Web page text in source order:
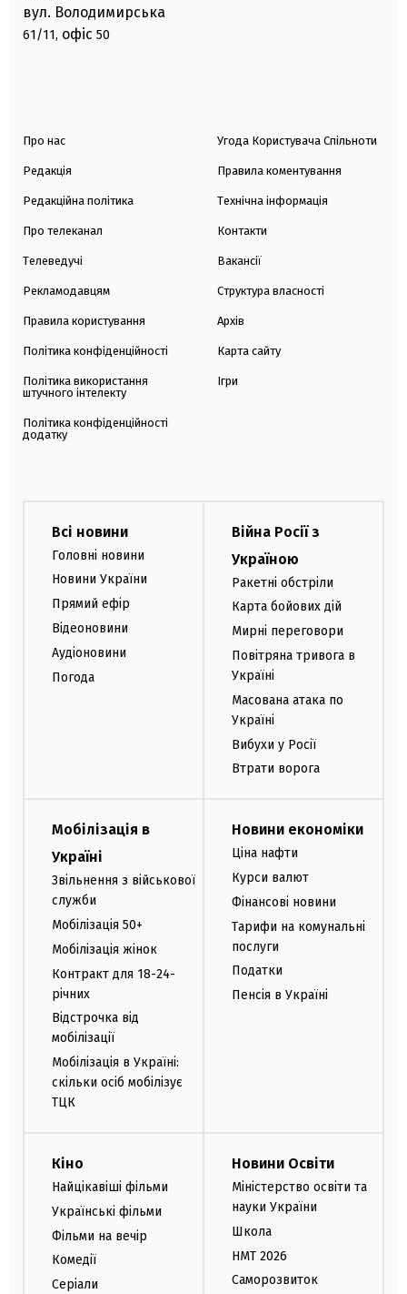
вул. Володимирська
61/11, офіс 50
Про нас
Редакція
Редакційна політика
Про телеканал
Телеведучі
Рекламодавцям
Правила користування
Політика конфіденційності
Політика використання
штучного інтелекту
Політика конфіденційності
додатку
Угода Користувача Спільноти
Правила коментування
Технічна інформація
Контакти
Вакансії
Структура власності
Архів
Карта сайту
Ігри
Всі новини
Головні новини
Новини України
Прямий ефір
Відеоновини
Аудіоновини
Погода
Війна Росії з
Україною
Ракетні обстріли
Карта бойових дій
Мирні переговори
Повітряна тривога в
Україні
Масована атака по
Україні
Вибухи у Росії
Втрати ворога
Мобілізація в
Україні
Звільнення з військової
служби
Мобілізація 50+
Мобілізація жінок
Контракт для 18-24-
річних
Відстрочка від
мобілізації
Мобілізація в Україні:
скільки осіб мобілізує
ТЦК
Новини економіки
Ціна нафти
Курси валют
Фінансові новини
Тарифи на комунальні
послуги
Податки
Пенсія в Україні
Кіно
Найцікавіші фільми
Українські фільми
Фільми на вечір
Комедії
Серіали
Новини Освіти
Міністерство освіти та
науки України
Школа
НМТ 2026
Саморозвиток